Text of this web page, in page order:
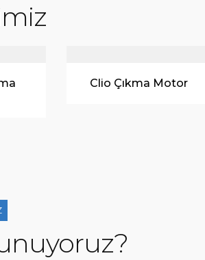
Megane Çıkma